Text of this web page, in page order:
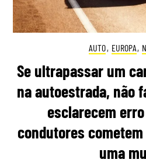
AUTO, EUROPA,
Se ultrapassar um
na autoestrada, não
esclarecem
condutores
uma